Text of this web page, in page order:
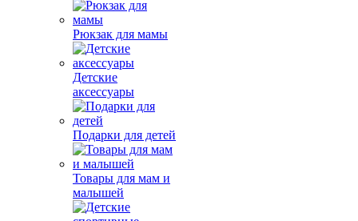
Рюкзак для мамы
Детские
аксессуары
Подарки для детей
Товары для мам и
малышей